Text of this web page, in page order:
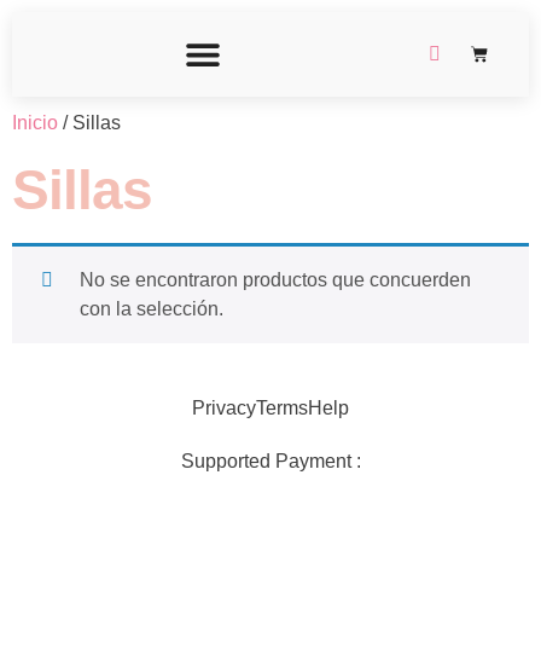
Inicio / Sillas
Sillas
No se encontraron productos que concuerden
con la selección.
Supported Payment :
PrivacyTermsHelp